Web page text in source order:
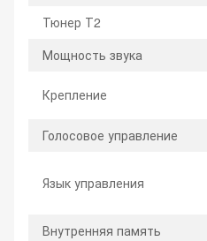
Тюнер Т2
Мощность звука
Крепление
Голосовое управление
Язык управления
Внутренняя память